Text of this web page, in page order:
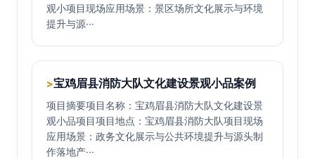
观小项目现场应用场景：景区场所文化展示与环境
提升与源···
>宝鸡眉县消防大队文化建设景观小品案例
项目摘要项目名称：宝鸡眉县消防大队文化建设景
观小品项目项目地点：宝鸡眉县消防大队项目现场
应用场景：政务文化展示与公共环境提升与源头制
作落地产···